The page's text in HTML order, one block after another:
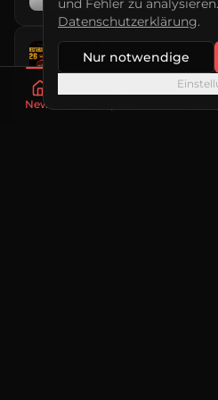
TAIFUN-POWER
11. Juli 2026
News
und Fehler zu
Datenschutzerklärung.
Nur notwendige